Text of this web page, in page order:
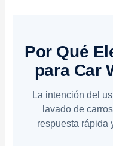
Por Qué
para Car
La intención del
lavado de
respuesta rápida